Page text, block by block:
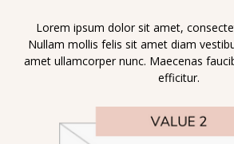
Lorem ipsum dolor sit amet,
Nullam mollis felis sit amet diam
amet ullamcorper nunc. Maecenas
efficitur.